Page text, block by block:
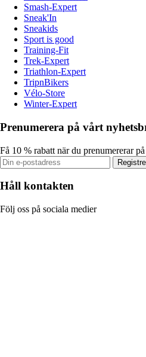
Smash-Expert
Sneak'In
Sneakids
Sport is good
Training-Fit
Trek-Expert
Triathlon-Expert
TripnBikers
Vélo-Store
Winter-Expert
Prenumerera på vårt
Få 10 % rabatt när du prenumererar
Håll kontakten
Följ oss på sociala medier